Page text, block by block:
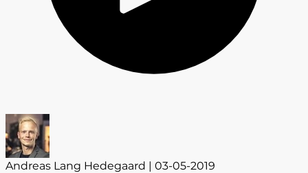
Andreas Lang Hedegaard | 03-05-2019